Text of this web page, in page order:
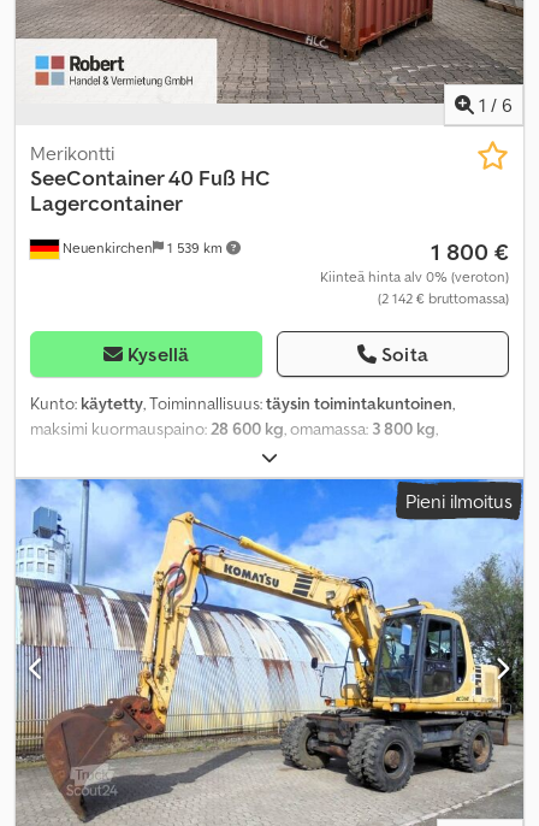
1 / 6
Neuenkirchen 1 539 km
Merikontti
SeeContainer 40 Fuß HC
Lagercontainer
1 800 €
Kiinteä hinta alv 0% (veroton)
(2 142 € bruttomassa)
Kysellä Soita
Kunto: käytetty, Toiminnallisuus:täysin toimintakuntoinen,
maksimi kuormauspaino:28 600 kg, omamassa: 3 800 kg,
Pieni ilmoitus